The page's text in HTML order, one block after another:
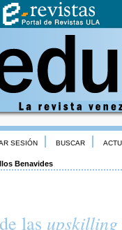
SESIÓN BUSCAR
Benavides
las upskilling